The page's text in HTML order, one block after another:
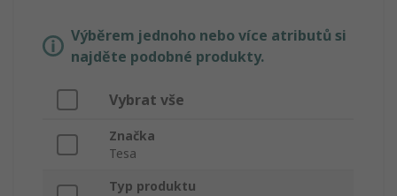
Výběrem jednoho nebo více atributů si
najděte podobné produkty.
Vybrat vše
Značka
Tesa
Typ produktu